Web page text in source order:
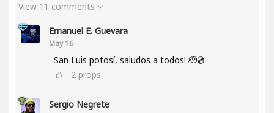
View 11 comments
Emanuel E. Guevara
May 16
San Luis potosí, saludos a todos! 🫡💿
2 props
Sergio Negrete